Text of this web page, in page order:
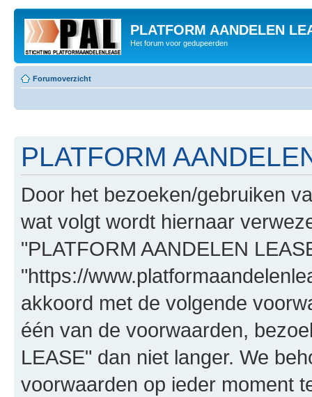
PLATFORM AANDELEN
Het forum voor gedupeerden
Forumoverzicht
PLATFORM
Door het bezoeken/gebruiken
wat volgt wordt hiernaar
"PLATFORM AANDELEN
"https://
akkoord met de volgende
één van de voorwaarden,
LEASE" dan niet langer. We
voorwaarden op ieder moment